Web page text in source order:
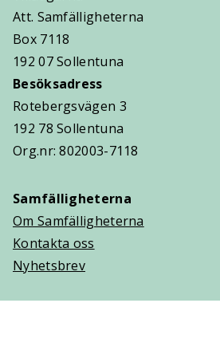
Att. Samfälligheterna
Box 7118
192 07 Sollentuna
Besöksadress
Rotebergsvägen 3
192 78 Sollentuna
Org.nr: 802003-7118
Samfälligheterna
Om Samfälligheterna
Kontakta oss
Nyhetsbrev